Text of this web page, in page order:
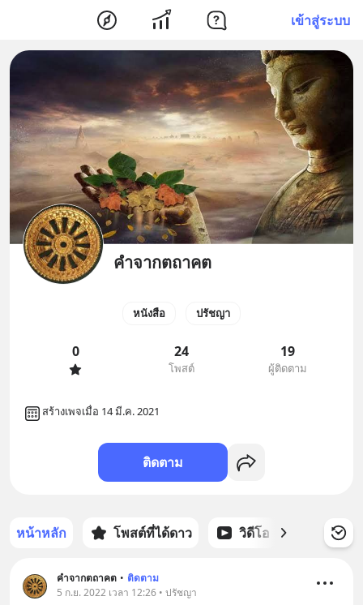
เข้าสู่ระบบ
คำจากตถาคต
หนังสือ ปรัชญา
0 24
โพสต์
19
ผู้ติดตาม
สร้างเพจเมื่อ 14 มี.ค. 2021
ติดตาม
หน้าหลัก โพสต์ที่ได้ดาว วิดีโอ พอดแ
คำจากตถาคต • ติดตาม
5 ก.ย. 2022 เวลา 12:26 • ปรัชญา